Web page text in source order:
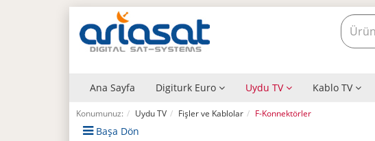
Ana Sayfa Digiturk Euro Uydu TV Kablo TV
Konumunuz: Uydu TV Fişler ve Kablolar F-Konnektörler
Başa Dön